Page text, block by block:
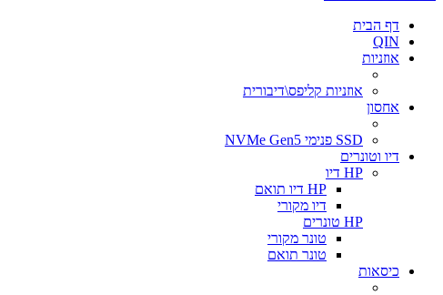
דף הבית
QIN
אוזניות
אוזניות קליפס\דיבורית
אחסון
SSD פנימי NVMe Gen5
דיו וטונרים
HP דיו
HP דיו תואם
דיו מקורי
HP טונרים
טונר מקורי
טונר תואם
כיסאות